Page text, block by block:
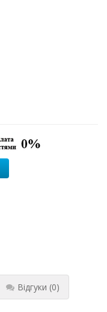
Відгуки (0)